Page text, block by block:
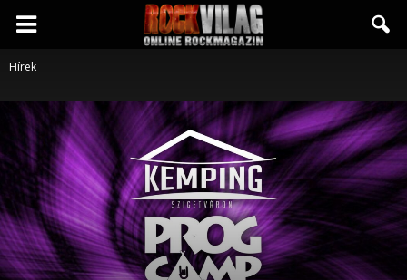
Rockvilág.hu
rockmagazin
Hírek